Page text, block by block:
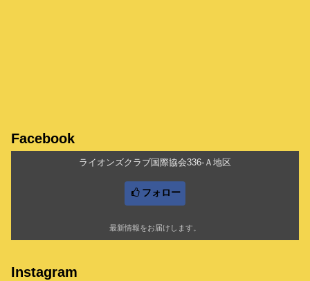
Facebook
ライオンズクラブ国際協会336-Ａ地区
フォロー
最新情報をお届けします。
Instagram